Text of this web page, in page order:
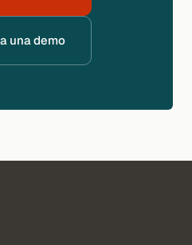
una demo